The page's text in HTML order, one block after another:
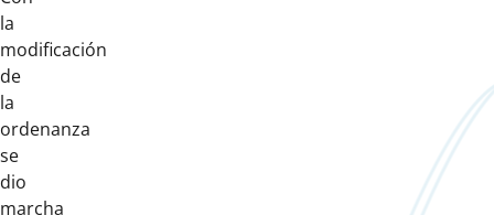
la
modificación
de
la
ordenanza
se
dio
marcha